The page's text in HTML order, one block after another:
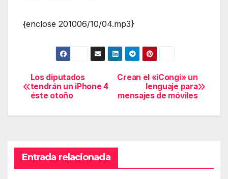
{enclose 201006/10/04.mp3}
Navegación
de
Crean el «iCongi» un
lenguaje para
mensajes de móviles
Los diputados
tendrán un iPhone 4
éste otoño
Entrada relacionada